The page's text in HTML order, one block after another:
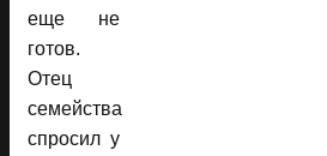
еще не
готов.
Отец
семейства
спросил у